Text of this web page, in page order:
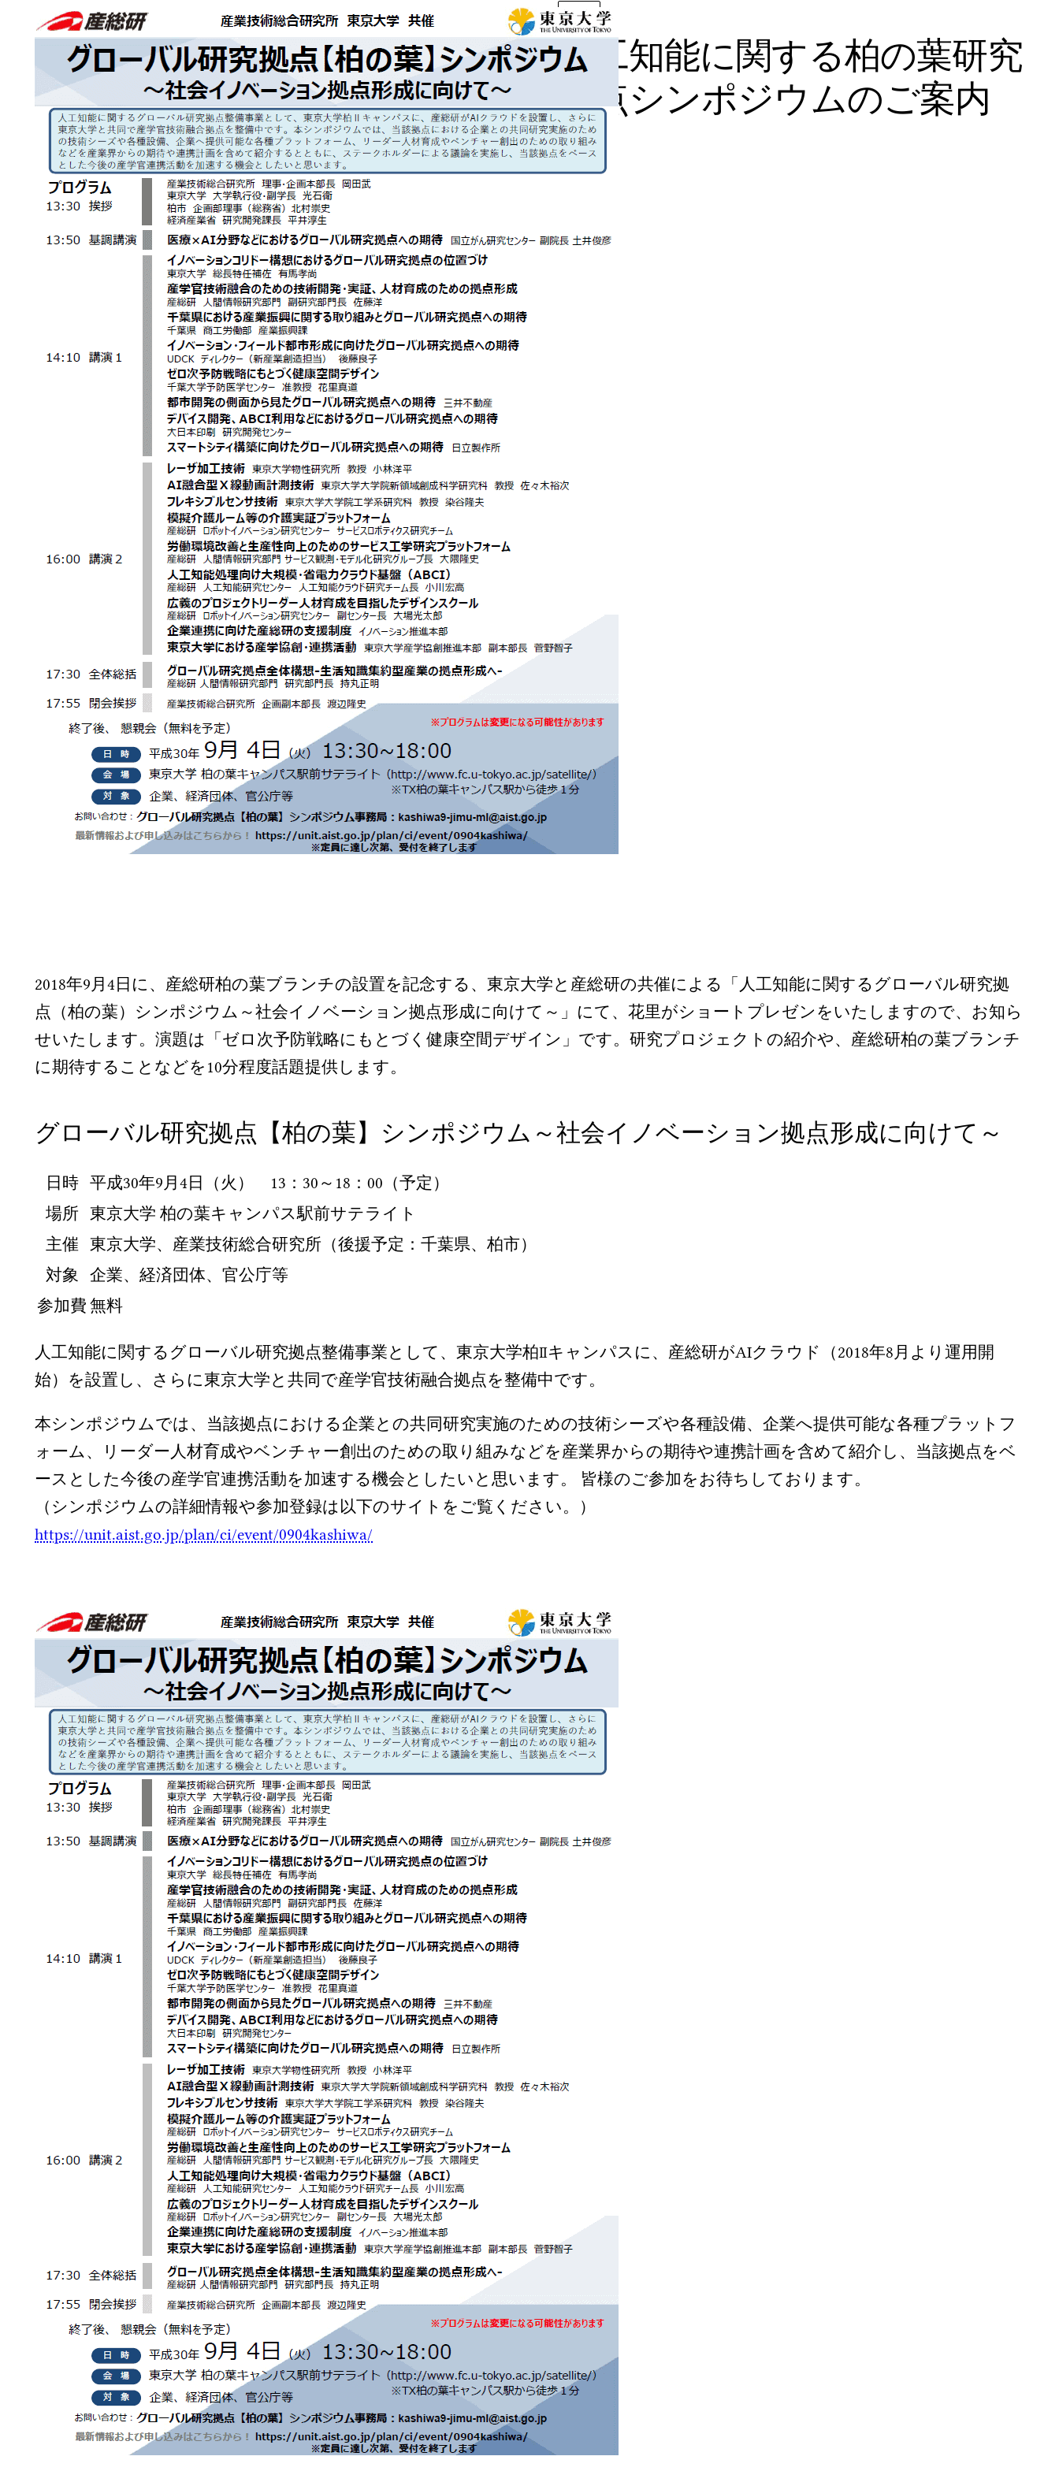
News
人工知能に関する柏の葉研究
拠点シンポジウムのご案内
2018年9月4日に、産総研柏の葉ブランチの設置を記念する、東京大学と産総研の共催による「人工知能に関するグローバル研究拠
点（柏の葉）シンポジウム～社会イノベーション拠点形成に向けて～」にて、花里がショートプレゼンをいたしますので、お知ら
せいたします。演題は「ゼロ次予防戦略にもとづく健康空間デザイン」です。研究プロジェクトの紹介や、産総研柏の葉ブランチ
に期待することなどを10分程度話題提供します。
グローバル研究拠点【柏の葉】シンポジウム～社会イノベーション拠点形成に向けて～
日時
平成30年9月4日（火） 13：30～18：00（予定）
場所
東京大学 柏の葉キャンパス駅前サテライト
主催
東京大学、産業技術総合研究所（後援予定：千葉県、柏市）
対象
企業、経済団体、官公庁等
参加費 無料
人工知能に関するグローバル研究拠点整備事業として、東京大学柏Ⅱキャンパスに、産総研がAIクラウド（2018年8月より運用開
始）を設置し、さらに東京大学と共同で産学官技術融合拠点を整備中です。
本シンポジウムでは、当該拠点における企業との共同研究実施のための技術シーズや各種設備、企業へ提供可能な各種プラットフ
ォーム、リーダー人材育成やベンチャー創出のための取り組みなどを産業界からの期待や連携計画を含めて紹介し、当該拠点をベ
ースとした今後の産学官連携活動を加速する機会としたいと思います。 皆様のご参加をお待ちしております。
（シンポジウムの詳細情報や参加登録は以下のサイトをご覧ください。）
https://unit.aist.go.jp/plan/ci/event/0904kashiwa/